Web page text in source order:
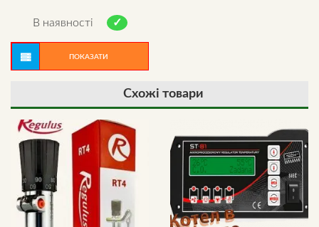
out of 5
В наявності
ПОКАЗАТИ
Схожі товари